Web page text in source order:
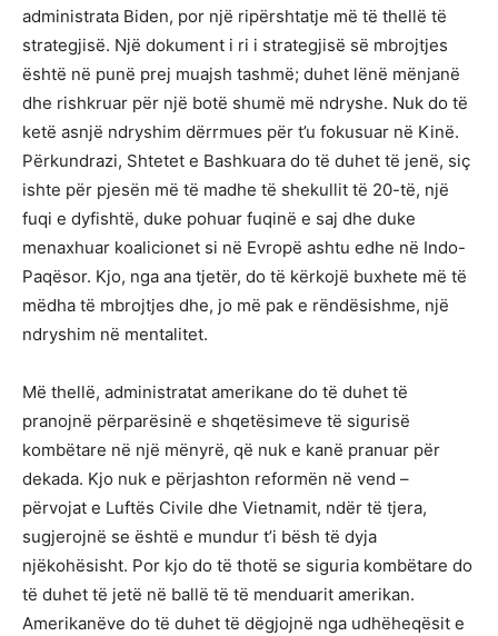
administrata Biden, por një ripërshtatje më të thellë të
strategjisë. Një dokument i ri i strategjisë së mbrojtjes
është në punë prej muajsh tashmë; duhet lënë mënjanë
dhe rishkruar për një botë shumë më ndryshe. Nuk do të
ketë asnjë ndryshim dërrmues për t’u fokusuar në Kinë.
Përkundrazi, Shtetet e Bashkuara do të duhet të jenë, siç
ishte për pjesën më të madhe të shekullit të 20-të, një
fuqi e dyfishtë, duke pohuar fuqinë e saj dhe duke
menaxhuar koalicionet si në Evropë ashtu edhe në Indo-
Paqësor. Kjo, nga ana tjetër, do të kërkojë buxhete më të
mëdha të mbrojtjes dhe, jo më pak e rëndësishme, një
ndryshim në mentalitet.
Më thellë, administratat amerikane do të duhet të
pranojnë përparësinë e shqetësimeve të sigurisë
kombëtare në një mënyrë, që nuk e kanë pranuar për
dekada. Kjo nuk e përjashton reformën në vend –
përvojat e Luftës Civile dhe Vietnamit, ndër të tjera,
sugjerojnë se është e mundur t’i bësh të dyja
njëkohësisht. Por kjo do të thotë se siguria kombëtare do
të duhet të jetë në ballë të të menduarit amerikan.
Amerikanëve do të duhet të dëgjojnë nga udhëheqësit e